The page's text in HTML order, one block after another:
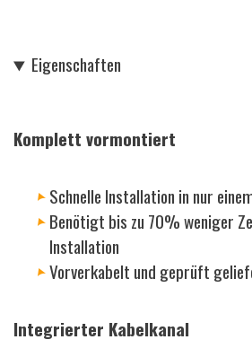
Eigenschaften
Komplett vormontiert
Schnelle Installation in nur
Benötigt bis zu 70% weniger
Installation
Vorverkabelt und geprüft
Integrierter Kabelkanal